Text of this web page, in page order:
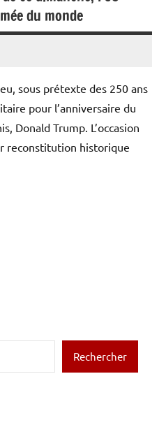
du monde
sous prétexte des 250 ans
pour l’anniversaire du
Donald Trump. L’occasion
reconstitution historique
Rechercher